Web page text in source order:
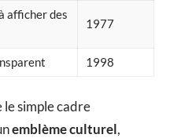
afficher des
1977
1998
le simple cadre
emblème culturel,